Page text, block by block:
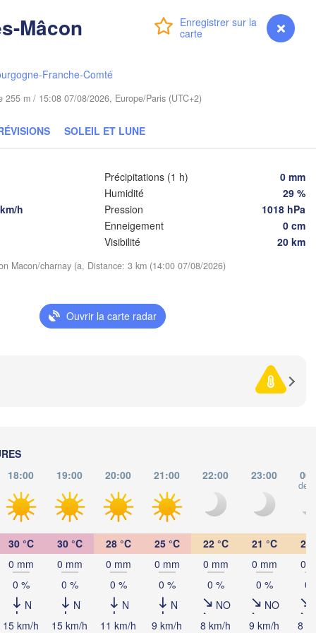
Connexion Premium myVentusky Prévisions
Mâcon
Franche-Comté
255 m / 15:08 07/08/2026, Europe/Paris (UTC+2)
SOLEIL ET LUNE
h
Précipitations (1 h)
0 mm
Humidité
29 %
Pression
1018 hPa
Enneigement
0 cm
Visibilité
20 km
Macon/charnay (a, Distance: 3 km (14:00 07/08/2026)
Ouvrir la carte radar
18:00 19:00 20:00 21:00 22:00 23:00
30 °C
0 mm
0 %
N
15 km/h
30 °C
0 mm
0 %
N
15 km/h
28 °C
0 mm
0 %
N
11 km/h
25 °C
0 mm
0 %
N
9 km/h
22 °C
0 mm
0 %
NO
8 km/h
21 °C
0 mm
0 %
NO
9 km/h
20
0
0
8
Kraków
Góra
Wien
Скопје
(Skopje)
Tiranë
Ниш
Podgorica
Foggia
Split
HONGRIE
SLOVAQUIE
ALBANIE
MACÉDOINE
DU NORD
Львів
(Lviv)
София
(Sofia)
Івано-
(Ivano-
Sibiu
Θεσσαλονίκη
(Thessaloniki)